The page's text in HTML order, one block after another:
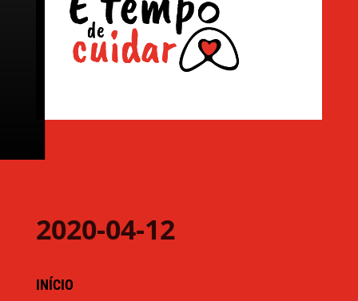
2020-04-12
INÍCIO